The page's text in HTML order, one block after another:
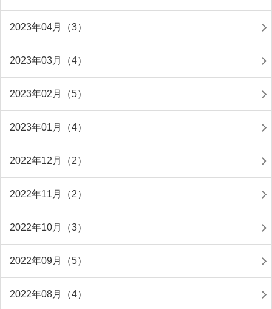
2023年04月（3）
2023年03月（4）
2023年02月（5）
2023年01月（4）
2022年12月（2）
2022年11月（2）
2022年10月（3）
2022年09月（5）
2022年08月（4）